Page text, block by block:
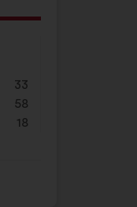
33
58
18